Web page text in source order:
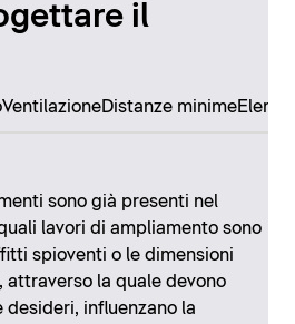
il
VentilazioneDistanze minime
sono già presenti nel
lavori di ampliamento sono
spioventi o le dimensioni
la quale devono
influenzano la